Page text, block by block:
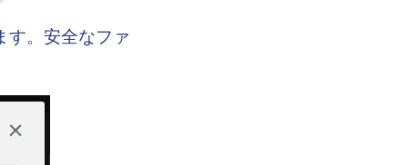
す。安全なファ